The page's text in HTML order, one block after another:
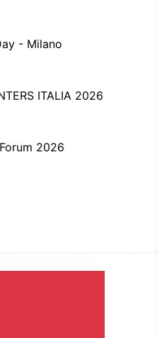
- Milano
ITALIA 2026
2026